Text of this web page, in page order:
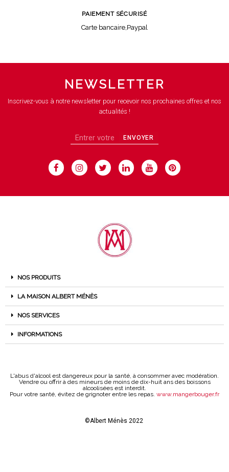
PAIEMENT SÉCURISÉ
Carte bancaire,Paypal
NEWSLETTER
Inscrivez-vous à notre newsletter pour recevoir nos prochaines offres et nos
actualités !
ENVOYER
NOS PRODUITS
LA MAISON ALBERT MÉNÈS
NOS SERVICES
INFORMATIONS
L'abus d'alcool est dangereux pour la santé, à consommer avec modération.
Vendre ou offrir à des mineurs de moins de dix-huit ans des boissons
alcoolisées est interdit.
Pour votre santé, évitez de grignoter entre les repas. www.mangerbouger.fr
©Albert Ménès 2022